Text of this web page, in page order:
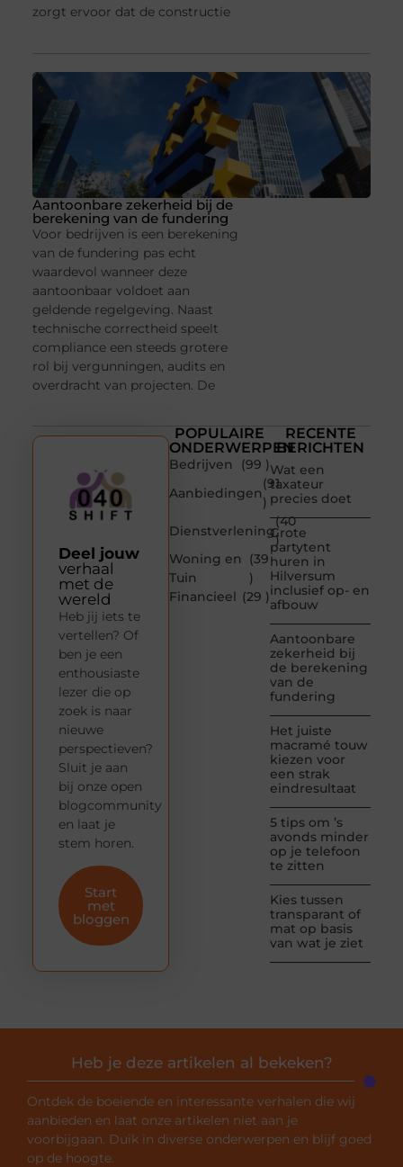
zorgt ervoor dat de constructie
Aantoonbare zekerheid bij de
berekening van de fundering
Voor bedrijven is een berekening
van de fundering pas echt
waardevol wanneer deze
aantoonbaar voldoet aan
geldende regelgeving. Naast
technische correctheid speelt
compliance een steeds grotere
rol bij vergunningen, audits en
overdracht van projecten. De
POPULAIRE
ONDERWERPEN
Bedrijven
(99 )
Aanbiedingen
(91
)
Dienstverlening
(40
)
Woning en
Tuin
(39
)
Financieel (29 )
RECENTE
BERICHTEN
Wat een
taxateur
precies doet
Grote
partytent
huren in
Hilversum
inclusief op- en
afbouw
Aantoonbare
zekerheid bij
de berekening
van de
fundering
Het juiste
macramé touw
kiezen voor
een strak
eindresultaat
5 tips om ’s
avonds minder
op je telefoon
te zitten
Kies tussen
transparant of
mat op basis
van wat je ziet
Deel jouw
verhaal
met de
wereld
Heb jij iets te
vertellen? Of
ben je een
enthousiaste
lezer die op
zoek is naar
nieuwe
perspectieven?
Sluit je aan
bij onze open
blogcommunity
en laat je
stem horen.
Start
met
bloggen
Heb je deze artikelen al bekeken?
Ontdek de boeiende en interessante verhalen die wij
aanbieden en laat onze artikelen niet aan je
voorbijgaan. Duik in diverse onderwerpen en blijf goed
op de hoogte.